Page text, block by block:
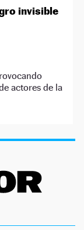
invisible
actores de la